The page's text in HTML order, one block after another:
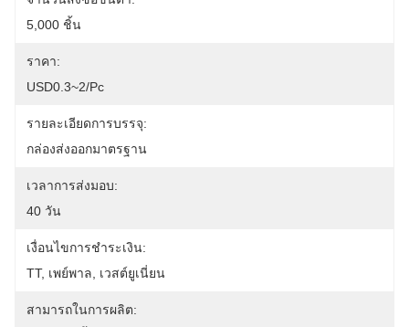
5,000 ชิ้น
ราคา:
USD0.3~2/pc
รายละเอียดการบรรจุ:
กล่องส่งออกมาตรฐาน
เวลาการส่งมอบ:
40 วัน
เงื่อนไขการชำระเงิน:
TT, เพย์พาล, เวสต์ยูเนี่ยน
สามารถในการผลิต: